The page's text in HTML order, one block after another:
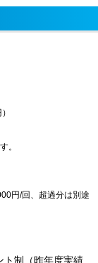
。
円/回、超過分は別途
制（昨年度実績